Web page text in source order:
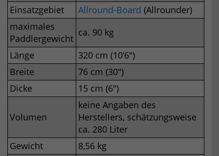
Einsatzgebiet
Allround-Board (Allrounder)
maximales
Paddlergewicht
ca. 90 kg
Länge
320 cm (10’6″)
Breite
76 cm (30″)
Dicke
15 cm (6″)
Volumen
keine Angaben des
Herstellers, schätzungsweise
ca. 280 Liter
Gewicht
8,56 kg